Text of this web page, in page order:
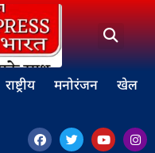
राष्ट्रीय मनोरंजन खेल